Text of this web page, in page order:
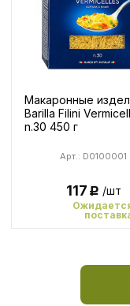
Макаронные
Barilla Filini
n.30 450 г
Арт.: D0100001
117Р /шт